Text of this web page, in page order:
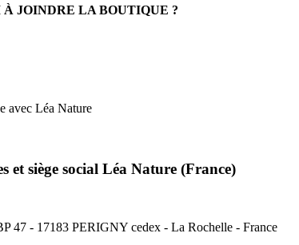
À JOINDRE LA BOUTIQUE ?
avec Léa Nature
et siège social Léa Nature (France)
47 - 17183 PERIGNY cedex - La Rochelle - France